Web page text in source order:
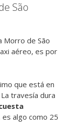
São
Morro de São
aéreo, es por
que está en
travesía dura
es algo como 25